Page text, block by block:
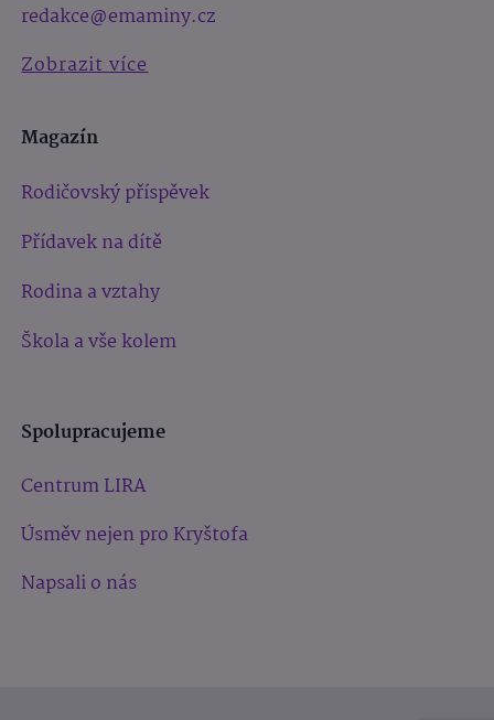
redakce@emaminy.cz
Zobrazit více
Magazín
Rodičovský příspěvek
Přídavek na dítě
Rodina a vztahy
Škola a vše kolem
Spolupracujeme
Centrum LIRA
Úsměv nejen pro Kryštofa
Napsali o nás